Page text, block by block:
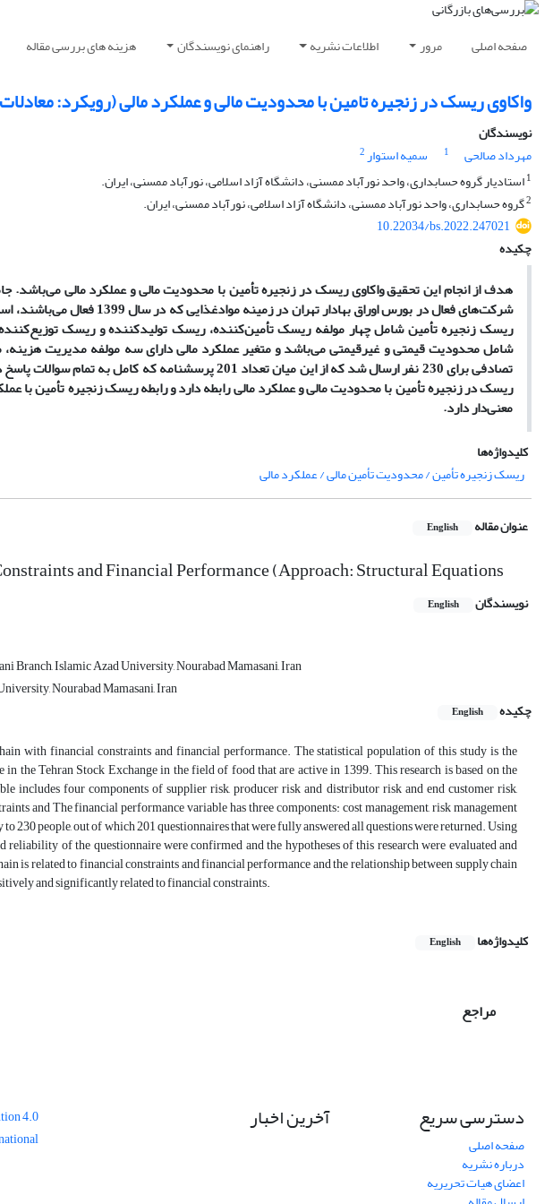
صفحه اصلی مرور اطلاعات نشریه راهنمای نویسندگان هزینه های بررسی مقاله
واکاوی ریسک در زنجیره تامین با محدودیت مالی و عملکرد مالی (رویکرد:
نویسندگان
مهرداد صالحی
1 سمیه استوار2
1استادیار گروه حسابداری، واحد نورآباد ممسنی، دانشگاه آزاد اسلامی، نورآباد ممسنی، ایران.
2گروه حسابداری، واحد نورآباد ممسنی، دانشگاه آزاد اسلامی، نورآباد ممسنی، ایران.
10.22034/bs.2022.247021
چکیده
هدف از انجام این تحقیق واکاوی ریسک در زنجیره تأمین با محدودیت مالی و عملکرد مالی میباشد.
شرکتهای فعال در بورس اوراق بهادار تهران در زمینه موادغذایی که در سال 1399 فعال می باشند،
ریسک زنجیره تأمین شامل چهار مولفه ریسک تأمینکننده، ریسک تولیدکننده و ریسک توزیع
شامل محدودیت قیمتی و غیرقیمتی میباشد و متغیر عملکرد مالی دارای سه مولفه مدیریت
تصادفی برای 230 نفر ارسال شد که از این میان تعداد 201 پرسشنامه که کامل به تمام سوالات پاسخ داده شده بود، بازگردانده شد. نتایج این پژوهش نشان می
ریسک در زنجیره تأمین با محدودیت مالی و عملکرد مالی رابطه دارد و رابطه ریسک زنجیره تأمین با
معنیدار دارد.
کلیدواژه‌ها
ریسک زنجیره تأمین / محدودیت تأمین مالی / عملکرد مالی
عنوان مقاله English
and Financial Performance (Approach: Structural Equations
نویسندگان English
Branch, Islamic Azad University, Nourabad Mamasani, Iran
Nourabad Mamasani, Iran
چکیده
English
with financial constraints and financial performance. The statistical population of this study is the
the Tehran Stock Exchange in the field of food that are active in 1399. This research is based on the
includes four components of supplier risk, producer risk and distributor risk and end customer risk,
and The financial performance variable has three components: cost management, risk management
230 people, out of which 201 questionnaires that were fully answered all questions were returned. Using
of the questionnaire were confirmed and the hypotheses of this research were evaluated and
is related to financial constraints and financial performance and the relationship between supply chain
and significantly related to financial constraints.
کلیدواژه‌ها English
مراجع
دسترسی سریع
صفحه اصلی
درباره نشریه
اعضای هیات تحریریه
آخرین اخبار
4.0